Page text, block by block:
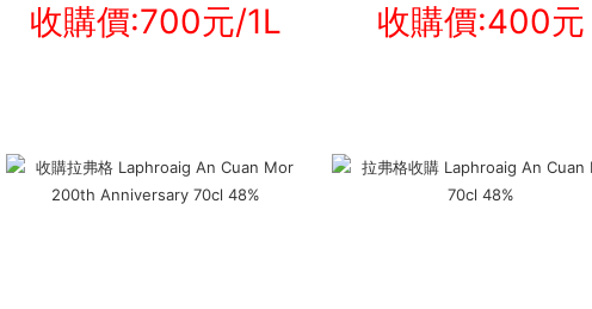
收購價:700元/1L 收購價:400元